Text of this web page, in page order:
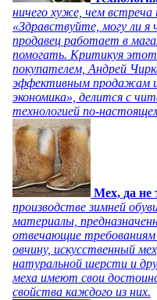
ничего хуже, чем встреча
«Здравствуйте, могу ли я
продавец работает в
помогать. Критикуя
покупателем, Андрей
эффективным продажам
экономика», делится с
технологией по-
Мех, да не
производстве зимней
материалы,
отвечающие
овчину, искусственный
натуральной шерсти и
меха имеют свои
свойства каждого из них.